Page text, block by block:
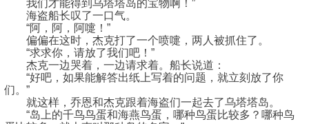
我们才能得到乌塔塔岛的宝物啊！”
海盗船长叹了一口气。
“阿，阿，阿嚏！”
偏偏在这时，杰克打了一个喷嚏，两人被抓住了。
“求求你，请放了我们吧！”
杰克一边哭着，一边请求着。船长说道：
“好吧，如果能解答出纸上写着的问题，就立刻放了你
们。”
就这样，乔恩和杰克跟着海盗们一起去了乌塔塔岛。
“岛上的千鸟鸟蛋和海燕鸟蛋，哪种鸟蛋比较多？哪种鸟